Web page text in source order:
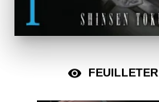
visibility FEUILLETER